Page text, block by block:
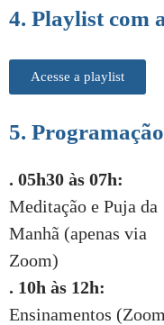
4. Playlist com
Acesse a playlist
5. Programação
. 05h30 às 07h:
Meditação e Puja da
Manhã (apenas via
Zoom)
. 10h às 12h:
Ensinamentos